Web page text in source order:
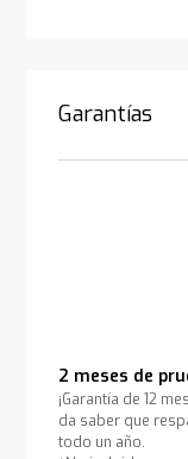
Garantías
2 meses de
¡Garantía de 12
da saber que
todo un año.